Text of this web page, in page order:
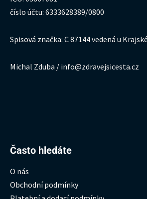
číslo účtu: 6333628389/0800
Spisová značka: C 87144 vedená u
Michal Zduba / info@zdravejsicesta.cz
Často hledáte
O nás
Obchodní podmínky
Hledat: